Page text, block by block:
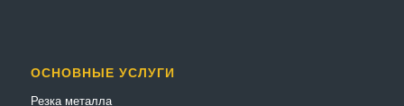
ОСНОВНЫЕ УСЛУГИ
Резка металла